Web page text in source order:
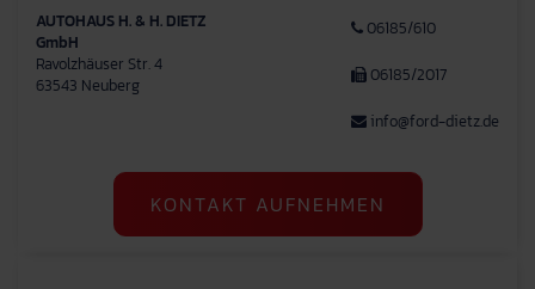
AUTOHAUS H. & H. DIETZ
GmbH
Ravolzhäuser Str. 4
63543 Neuberg
06185/610
06185/2017
info@ford-dietz.de
KONTAKT AUFNEHMEN